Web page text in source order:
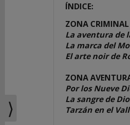
compra
vacío
REDES
Instagram
ÍNDICE:
ZONA CRIMINAL
La aventura de
La marca del
El arte noir de
ZONA
Por los Nueve
La sangre de
Tarzán en el
⟩